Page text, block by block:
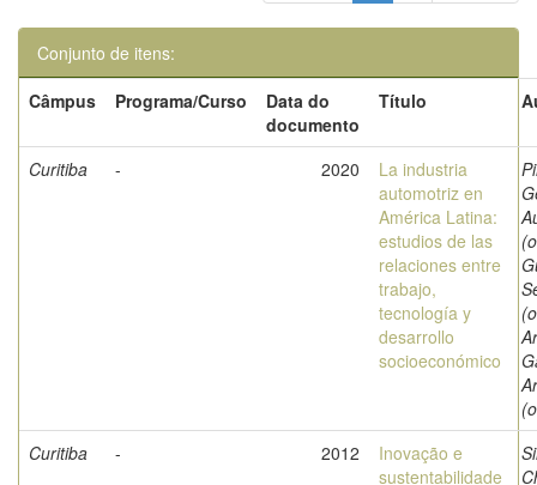
Conjunto de itens:
Câmpus
Programa/Curso
Data do
documento
Título
Curitiba - 2020
La industria
automotriz en
América Latina:
estudios de las
relaciones entre
trabajo,
tecnología y
desarrollo
socioeconómico
Curitiba
- 2012
Inovação e
sustentabilidade